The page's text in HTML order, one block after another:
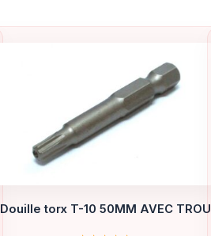
Douille torx T-10 50MM AVEC TROU